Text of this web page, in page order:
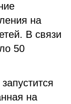
на
В связи
50
на